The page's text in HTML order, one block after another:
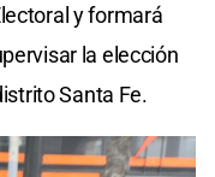
y formará
la elección
Santa Fe.